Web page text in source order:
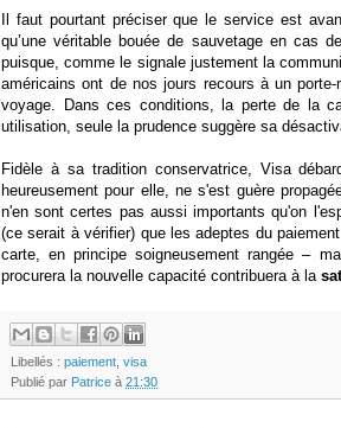
Il faut pourtant préciser que le service est
qu’une véritable bouée de sauvetage en cas
puisque, comme le signale justement la
américains ont de nos jours recours à un
voyage. Dans ces conditions, la perte de la
utilisation, seule la prudence suggère sa
Fidèle à sa tradition conservatrice, Visa
heureusement pour elle, ne s'est guère
n'en sont certes pas aussi importants qu'on
(ce serait à vérifier) que les adeptes du
carte, en principe soigneusement rangée –
procurera la nouvelle capacité contribuera à la
Libellés : paiement, visa
Publié par Patrice à 21:30